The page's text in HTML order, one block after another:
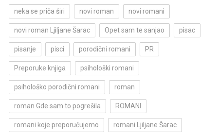
neka se priča širi novi roman novi romani
novi roman Ljiljane Šarac Opet sam te sanjao pisac
pisanje pisci porodični romani PR
Preporuke knjiga psihološki romani
psihološko porodični romani roman
roman Gde sam to pogrešila ROMANI
romani koje preporučujemo romani Ljiljane Šarac